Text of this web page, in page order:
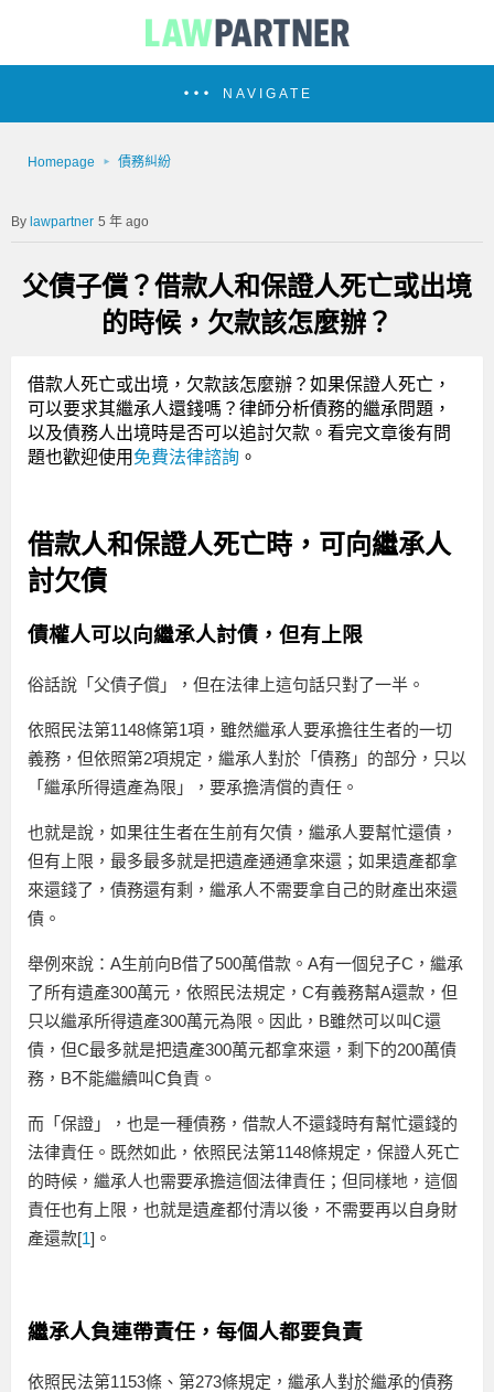
NAVIGATE
Homepage 債務糾紛
lawpartner 5 年 ago
父債子償？借款人和保證人死亡或出境
的時候，欠款該怎麼辦？
借款人死亡或出境，欠款該怎麼辦？如果保證人死亡，
可以要求其繼承人還錢嗎？ 律師分析債務的繼承問題，
以及債務人出境時是否可以追討欠款。看完文章後有問
題也歡迎使用 免費法律諮詢 。
借款人和保證人死亡時，可向繼承人
討欠債
債權人可以向繼承人討債，但有上限
俗話說「父債子償」，但在法律上這句話只對了一半。
依照民法第1148條第1項，雖然繼承人要承擔往生者的一切
義務，但依照第2項規定，繼承人對於「債務」的部分，只以
「繼承所得遺產為限」，要承擔清償的責任。
也就是說，如果往生者在生前有欠債，繼承人要幫忙還債，
但有上限，最多最多就是把遺產通通拿來還；如果遺產都拿
來還錢了，債務還有剩，繼承人不需要拿自己的財產出來還
債。
舉例來說：A生前向B借了500萬借款。A有一個兒子C，繼承
了所有遺產300萬元，依照民法規定，C有義務幫A還款，但
只以繼承所得遺產300萬元為限。因此，B雖然可以叫C還
債，但C最多就是把遺產300萬元都拿來還，剩下的200萬債
務，B不能繼續叫C負責。
而「保證」，也是一種債務，借款人不還錢時有幫忙還錢的
法律責任。既然如此，依照民法第1148條規定，保證人死亡
的時候，繼承人也需要承擔這個法律責任；但同樣地，這個
責任也有上限，也就是遺產都付清以後，不需要再以自身財
產還款[1]。
繼承人負連帶責任，每個人都要負責
依照民法第1153條、第273條規定，繼承人對於繼承的債務